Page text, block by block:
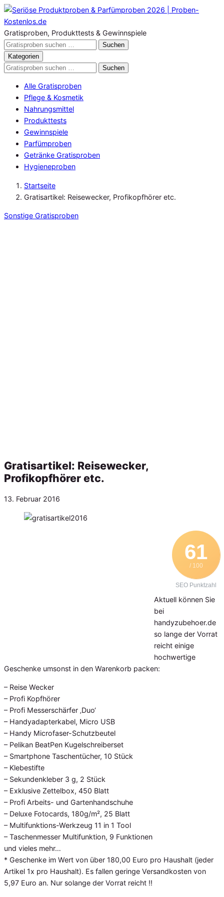
Zum
Inhalt
springen
Gratisproben, Produkttests & Gewinnspiele
Gratisproben
durchsuchen
Suchen
Kategorien
Gratisproben
Suchen
Alle Gratisproben
Pflege & Kosmetik
Nahrungsmittel
Produkttests
Gewinnspiele
Parfümproben
Getränke Gratisproben
Hygieneproben
Startseite
Gratisartikel: Reisewecker, Profikopfhörer etc.
Sonstige Gratisproben
Gratisartikel: Reisewecker,
Profikopfhörer etc.
Veröffentlicht
13. Februar 2016
61
/ 100
SEO Punktzahl
Aktuell können Sie
bei
handyzubehoer.de
so lange der Vorrat
reicht einige
hochwertige
Geschenke umsonst in den Warenkorb packen:
– Reise Wecker
– Profi Kopfhörer
– Profi Messerschärfer ‚Duo‘
– Handyadapterkabel, Micro USB
– Handy Microfaser-Schutzbeutel
– Pelikan BeatPen Kugelschreiberset
– Smartphone Taschentücher, 10 Stück
– Klebestifte
– Sekundenkleber 3 g, 2 Stück
– Exklusive Zettelbox, 450 Blatt
– Profi Arbeits- und Gartenhandschuhe
– Deluxe Fotocards, 180g/m², 25 Blatt
– Multifunktions-Werkzeug 11 in 1 Tool
– Taschenmesser Multifunktion, 9 Funktionen
und vieles mehr…
* Geschenke im Wert von über 180,00 Euro pro Haushalt (jeder
Artikel 1x pro Haushalt). Es fallen geringe Versandkosten von
5,97 Euro an. Nur solange der Vorrat reicht !!